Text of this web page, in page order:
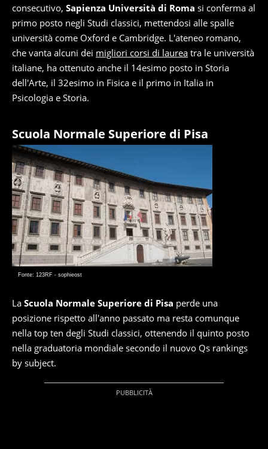
consecutivo, Sapienza Università di Roma si conferma al
primo posto negli Studi classici, mettendosi alle spalle
università come Oxford e Cambridge. L'ateneo romano,
che vanta alcuni dei migliori corsi di laurea tra le università
italiane, ha ottenuto anche il 14esimo posto in Storia
dell'Arte, il 32esimo in Fisica e il primo in Italia in
Psicologia e Storia.
Scuola Normale Superiore di Pisa
Fonte: 123RF - sophieost
La Scuola Normale Superiore di Pisa perde una
posizione rispetto all'anno passato ma resta comunque
nella top ten degli Studi classici, ottenendo il quinto posto
nella graduatoria mondiale secondo il nuovo Qs rankings
by subject.